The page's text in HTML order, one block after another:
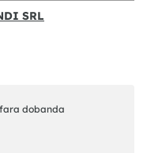
SRL
dobanda